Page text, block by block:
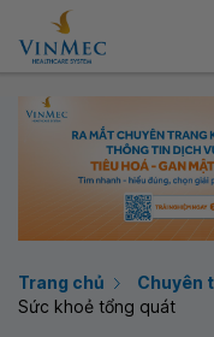
Trang chủ
Chuyên
Sức khoẻ tổng quát